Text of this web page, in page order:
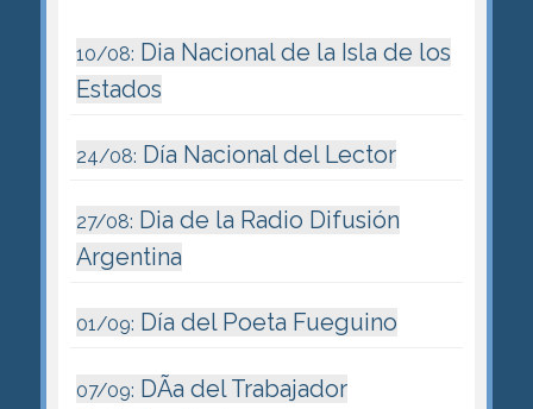
10/08: Dia Nacional de la Isla de los
Estados
24/08: Día Nacional del Lector
27/08: Dia de la Radio Difusión
Argentina
01/09: Día del Poeta Fueguino
07/09: DÃ­a del Trabajador